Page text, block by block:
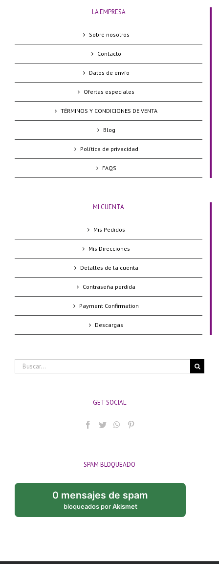
LA EMPRESA
Sobre nosotros
Contacto
Datos de envío
Ofertas especiales
TÉRMINOS Y CONDICIONES DE VENTA
Blog
Política de privacidad
FAQS
MI CUENTA
Mis Pedidos
Mis Direcciones
Detalles de la cuenta
Contraseña perdida
Payment Confirmation
Descargas
Buscar:
GET SOCIAL
SPAM BLOQUEADO
0 mensajes de spam
bloqueados porAkismet